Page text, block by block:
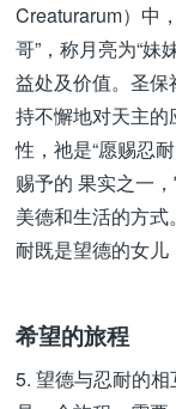
Creaturarum）中
哥”，称月亮为“妹
益处及价值。圣
持不懈地对天主
性，祂是“愿赐忍
赐予的 果实之一
美德和生活的方
耐既是望德的女儿
希望的旅程
5. 望德与忍耐的